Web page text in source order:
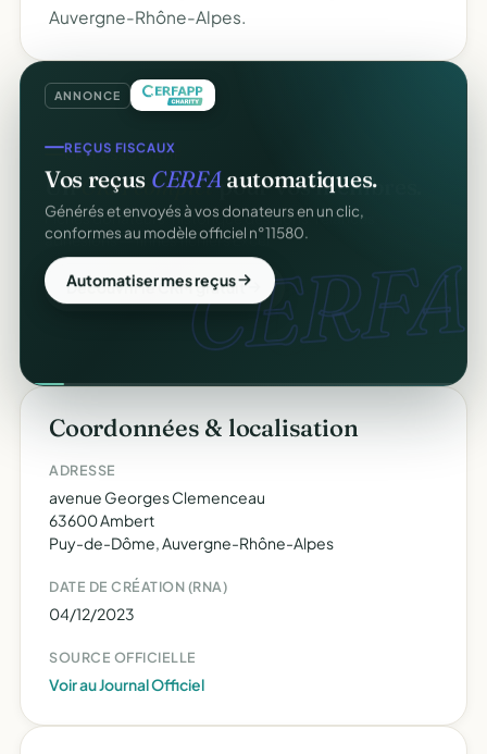
Auvergne-Rhône-Alpes.
ANNONCE
CERFA.
REÇUS FISCAUX
Vos reçus CERFAautomatiques.
Générés et envoyés à vos donateurs en un clic,
conformes au modèle officiel n°11580.
Automatiser mes reçus
Coordonnées & localisation
ADRESSE
avenue Georges Clemenceau
63600 Ambert
Puy-de-Dôme, Auvergne-Rhône-Alpes
DATE DE CRÉATION (RNA)
04/12/2023
SOURCE OFFICIELLE
Voir au Journal Officiel